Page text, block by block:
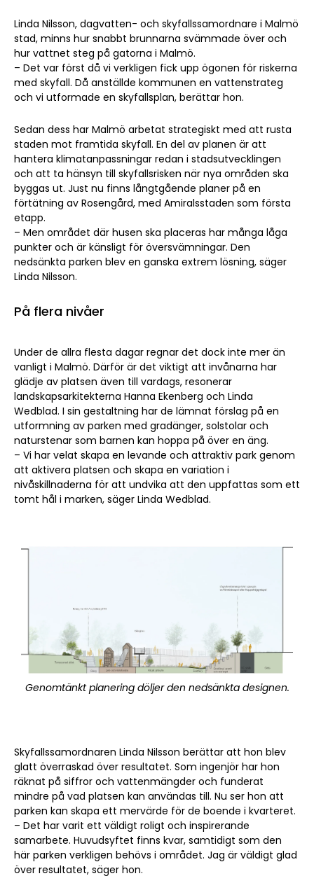
Linda Nilsson, dagvatten- och skyfallssamordnare i Malmö
stad, minns hur snabbt brunnarna svämmade över och
hur vattnet steg på gatorna i Malmö.
– Det var först då vi verkligen fick upp ögonen för riskerna
med skyfall. Då anställde kommunen en vattenstrateg
och vi utformade en skyfallsplan, berättar hon.
Sedan dess har Malmö arbetat strategiskt med att rusta
staden mot framtida skyfall. En del av planen är att
hantera klimatanpassningar redan i stadsutvecklingen
och att ta hänsyn till skyfallsrisken när nya områden ska
byggas ut. Just nu finns långtgående planer på en
förtätning av Rosengård, med Amiralsstaden som första
etapp.
– Men området där husen ska placeras har många låga
punkter och är känsligt för översvämningar. Den
nedsänkta parken blev en ganska extrem lösning, säger
Linda Nilsson.
På flera nivåer
Under de allra flesta dagar regnar det dock inte mer än
vanligt i Malmö. Därför är det viktigt att invånarna har
glädje av platsen även till vardags, resonerar
landskapsarkitekterna Hanna Ekenberg och Linda
Wedblad. I sin gestaltning har de lämnat förslag på en
utformning av parken med gradänger, solstolar och
naturstenar som barnen kan hoppa på över en äng.
– Vi har velat skapa en levande och attraktiv park genom
att aktivera platsen och skapa en variation i
nivåskillnaderna för att undvika att den uppfattas som ett
tomt hål i marken, säger Linda Wedblad.
Genomtänkt planering döljer den nedsänkta designen.
Skyfallssamordnaren Linda Nilsson berättar att hon blev
glatt överraskad över resultatet. Som ingenjör har hon
räknat på siffror och vattenmängder och funderat
mindre på vad platsen kan användas till. Nu ser hon att
parken kan skapa ett mervärde för de boende i kvarteret.
– Det har varit ett väldigt roligt och inspirerande
samarbete. Huvudsyftet finns kvar, samtidigt som den
här parken verkligen behövs i området. Jag är väldigt glad
över resultatet, säger hon.